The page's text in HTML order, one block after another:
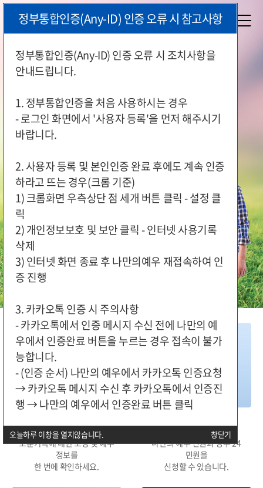
본
시
국가유공자와 보훈가족이 편리하게
지원 서비스를 이용하실 수 있도록
국가보훈부가 함께 합니다.
대상구분별 지원
보훈가족에 대한 보상 및 예우
정보를
한 번에 확인하세요.
민원신청
나만의 예우 민원과 정부 24
민원을
신청할 수 있습니다.
정부통합인증(Any-ID) 인증 오류 시 참고사항
정부통합인증(Any-ID) 인증 오류 시 조치사항을
안내드립니다.
1. 정부통합인증을 처음 사용하시는 경우
- 로그인 화면에서 '사용자 등록'을 먼저 해주시기
바랍니다.
2. 사용자 등록 및 본인인증 완료 후에도 계속 인증
하라고 뜨는 경우(크롬 기준)
1) 크롬화면 우측상단 점 세개 버튼 클릭 - 설정 클
릭
2) 개인정보보호 및 보안 클릭 - 인터넷 사용기록
삭제
3) 인터넷 화면 종료 후 나만의예우 재접속하여 인
증 진행
3. 카카오톡 인증 시 주의사항
- 카카오톡에서 인증 메시지 수신 전에 나만의 예
우에서 인증완료 버튼을 누르는 경우 접속이 불가
능합니다.
- (인증 순서) 나만의 예우에서 카카오톡 인증요청
→ 카카오톡 메시지 수신 후 카카오톡에서 인증진
행 → 나만의 예우에서 인증완료 버튼 클릭
오늘하루 이창을 열지않습니다. 창닫기